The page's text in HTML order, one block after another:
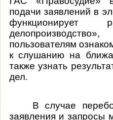
подачи заявлений в
пользователям
к слушанию на
также узнать
дел.
В случае
заявления и запросы